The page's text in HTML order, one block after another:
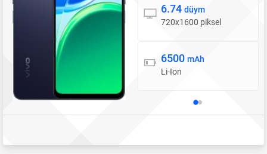
Ekran
6.74 düym
720x1600 piksel
Batareya
6500 mAh
Li-Ion